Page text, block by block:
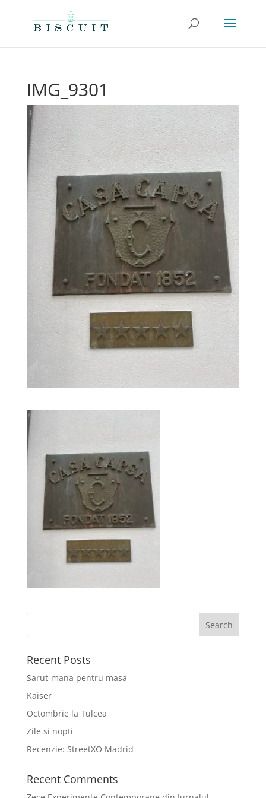
IMG_9301
Recent Posts
Sarut-mana pentru masa
Kaiser
Octombrie la Tulcea
Zile si nopti
Recenzie: StreetXO Madrid
Recent Comments